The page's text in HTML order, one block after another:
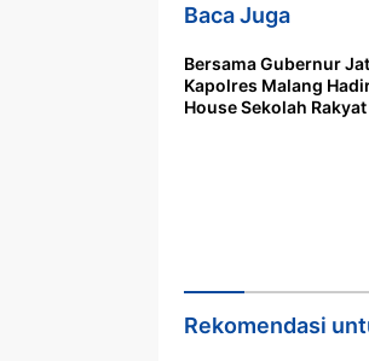
Baca Juga
Bersama Gubernur
Kapolres Malang
House Sekolah Rakyat
Rekomendasi